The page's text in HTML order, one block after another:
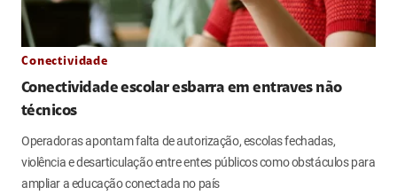
Conectividade
Conectividade escolar esbarra em entraves não
técnicos
Operadoras apontam falta de autorização, escolas fechadas,
violência e desarticulação entre entes públicos como obstáculos para
ampliar a educação conectada no país